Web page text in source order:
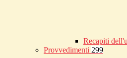
Recapiti
Provvedimenti 299